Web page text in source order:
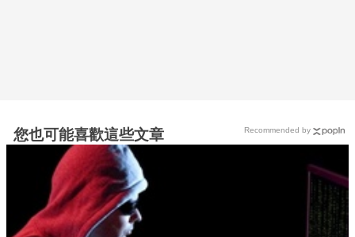
您也可能喜歡這些文章 Recommended by